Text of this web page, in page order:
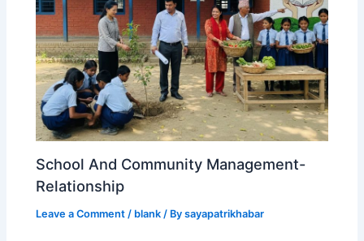
School And Community Management-
Relationship
Leave a Comment / blank / Bysayapatrikhabar